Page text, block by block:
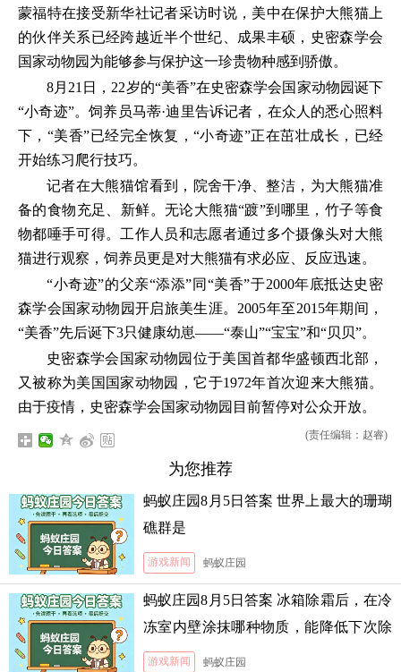
蒙福特在接受新华社记者采访时说，美中在保护大熊猫上
的伙伴关系已经跨越近半个世纪、成果丰硕，史密森学会
国家动物园为能够参与保护这一珍贵物种感到骄傲。
8月21日，22岁的“美香”在史密森学会国家动物园诞下
“小奇迹”。饲养员马蒂·迪里告诉记者，在众人的悉心照料
下，“美香”已经完全恢复，“小奇迹”正在茁壮成长，已经
开始练习爬行技巧。
记者在大熊猫馆看到，院舍干净、整洁，为大熊猫准
备的食物充足、新鲜。无论大熊猫“踱”到哪里，竹子等食
物都唾手可得。工作人员和志愿者通过多个摄像头对大熊
猫进行观察，饲养员更是对大熊猫有求必应、反应迅速。
“小奇迹”的父亲“添添”同“美香”于2000年底抵达史密
森学会国家动物园开启旅美生涯。2005年至2015年期间，
“美香”先后诞下3只健康幼崽——“泰山”“宝宝”和“贝贝”。
史密森学会国家动物园位于美国首都华盛顿西北部，
又被称为美国国家动物园，它于1972年首次迎来大熊猫。
由于疫情，史密森学会国家动物园目前暂停对公众开放。
(责任编辑：赵睿)
为您推荐
蚂蚁庄园8月5日答案 世界上最大的珊瑚
礁群是
游戏新闻 蚂蚁庄园
蚂蚁庄园8月5日答案 冰箱除霜后，在冷
冻室内壁涂抹哪种物质，能降低下次除
霜的难度
游戏新闻 蚂蚁庄园